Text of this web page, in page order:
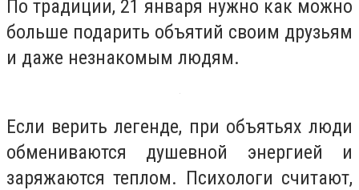
По традиции, 21 января нужно как можно
больше подарить объятий своим друзьям
и даже незнакомым людям.
Если верить легенде, при объятьях люди
обмениваются душевной энергией и
заряжаются теплом. Психологи считают,